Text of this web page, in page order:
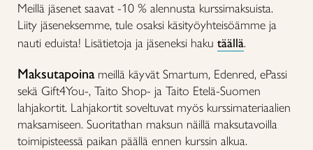
Meillä jäsenet saavat -10 % alennusta kurssimaksuista.
Liity jäseneksemme, tule osaksi käsityöyhteisöämme ja
nauti eduista! Lisätietoja ja jäseneksi haku täällä.
Maksutapoinameillä käyvät Smartum, Edenred, ePassi
sekä Gift4You-, Taito Shop- ja Taito Etelä-Suomen
lahjakortit. Lahjakortit soveltuvat myös kurssimateriaalien
maksamiseen. Suoritathan maksun näillä maksutavoilla
toimipisteessä paikan päällä ennen kurssin alkua.